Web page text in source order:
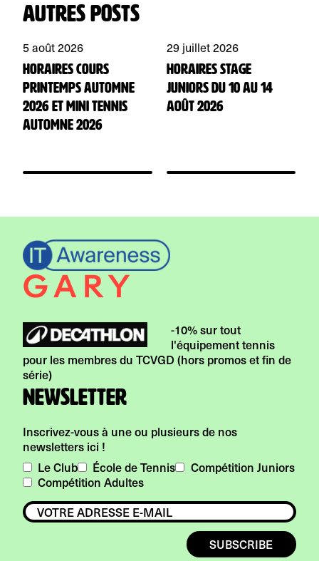
Autres posts
5 août 2026
HORAIRES Cours
Printemps automne
2026 et mini tennis
automne 2026
29 juillet 2026
HORAIRES Stage
juniors du 10 au 14
août 2026
-10% sur tout
l'équipement tennis
pour les membres du TCVGD (hors promos et fin de
série)
Newsletter
Inscrivez-vous à une ou plusieurs de nos
newsletters ici !
Le Club
École de Tennis
Compétition Juniors
Compétition Adultes